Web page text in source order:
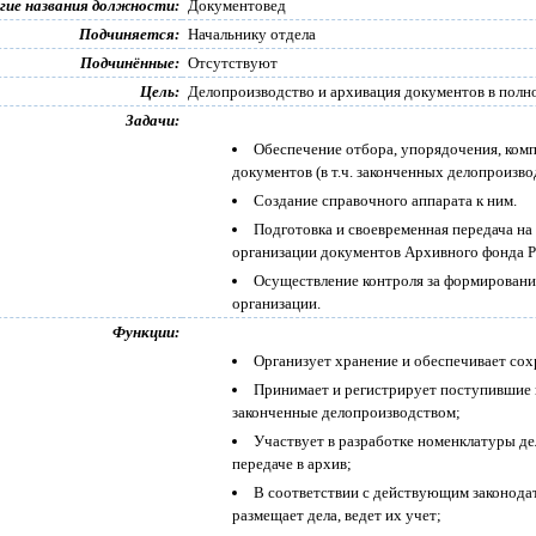
названия должности: Документовед
Подчиняется: Начальнику отдела
Подчинённые: Отсутствуют
Цель: Делопроизводство и архивация документов в
Задачи:
Обеспечение отбора, упорядочения,
документов (в т.ч. законченных
Создание справочного аппарата к ним.
Подготовка и своевременная передача
организации документов Архивного фонда
Осуществление контроля за
организации.
Функции:
Организует хранение и обеспечивает
Принимает и регистрирует
законченные делопроизводством;
Участвует в разработке номенклатуры
передаче в архив;
В соответствии с действующим
размещает дела, ведет их учет;